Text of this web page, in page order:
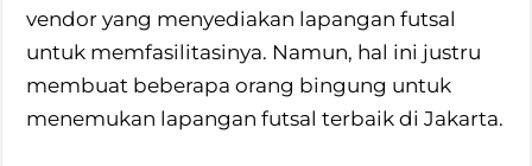
vendor yang menyediakan lapangan futsal
untuk memfasilitasinya. Namun, hal ini justru
membuat beberapa orang bingung untuk
menemukan lapangan futsal terbaik di Jakarta.